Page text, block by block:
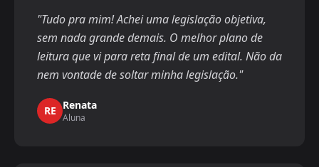
"Tudo pra mim! Achei uma legislação objetiva,
sem nada grande demais. O melhor plano de
leitura que vi para reta final de um edital. Não da
nem vontade de soltar minha legislação."
RE Renata
Aluna